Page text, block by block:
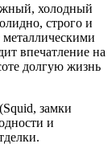
холодный
строго и
металлическими
впечатление на
долгую жизнь
замки
и